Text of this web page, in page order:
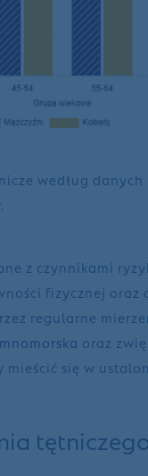
według
z czynnikami
fizycznej oraz
regularne
oraz
się w